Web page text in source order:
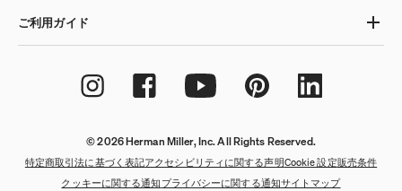
ご利用ガイド
© 2026 Herman Miller, Inc. All Rights Reserved.
特定商取引法に基づく表記アクセシビリティに関する声明
販売条件
クッキーに関する通知 プライバシーに関する通知サイトマップ
Cookie 設定